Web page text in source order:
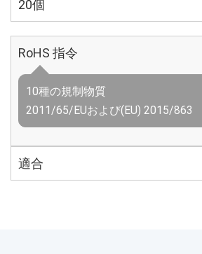
20個
RoHS 指令
10種の規制物質
2011/65/EUおよび(EU) 2015/863
適合